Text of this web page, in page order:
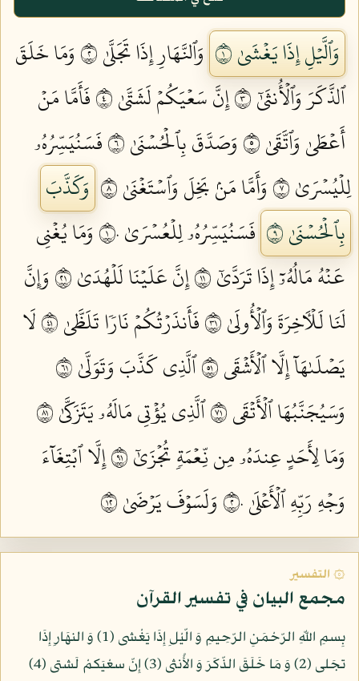
وَٱلَّيۡلِ إِذَا يَغۡشَىٰ ١ وَٱلنَّهَارِ إِذَا تَجَلَّىٰ ٢
وَمَا خَلَقَ
ٱلذَّكَرَ وَٱلۡأُنثَىٰٓ ٣
إِنَّ سَعۡيَكُمۡ لَشَتَّىٰ ٤
فَأَمَّا مَنۡ
أَعۡطَىٰ وَٱتَّقَىٰ ٥
وَصَدَّقَ بِٱلۡحُسۡنَىٰ ٦
فَسَنُيَسِّرُهُۥ
لِلۡيُسۡرَىٰ ٧
وَأَمَّا مَنۢ بَخِلَ وَٱسۡتَغۡنَىٰ ٨
وَكَذَّبَ
بِٱلۡحُسۡنَىٰ ٩
فَسَنُيَسِّرُهُۥ لِلۡعُسۡرَىٰ ١٠
وَمَا يُغۡنِي
عَنۡهُ مَالُهُۥٓ إِذَا تَرَدَّىٰٓ ١١
إِنَّ عَلَيۡنَا لَلۡهُدَىٰ ١٢
وَإِنَّ
لَنَا لَلۡأٓخِرَةَ وَٱلۡأُولَىٰ ١٣
فَأَنذَرۡتُكُمۡ نَارٗا تَلَظَّىٰ ١٤
لَا
يَصۡلَىٰهَآ إِلَّا ٱلۡأَشۡقَى ١٥
ٱلَّذِي كَذَّبَ وَتَوَلَّىٰ ١٦
وَسَيُجَنَّبُهَا ٱلۡأَتۡقَى ١٧
ٱلَّذِي يُؤۡتِي مَالَهُۥ يَتَزَكَّىٰ ١٨
وَمَا لِأَحَدٍ عِندَهُۥ مِن نِّعۡمَةٖ تُجۡزَىٰٓ ١٩
إِلَّا ٱبۡتِغَآءَ
وَجۡهِ رَبِّهِ ٱلۡأَعۡلَىٰ ٢٠
وَلَسَوۡفَ يَرۡضَىٰ ٢١
۞ التفسير
مجمع البيان في تفسير القرآن
بِسمِ اللّهِ الرّحْمَنِ الرّحِيمِ وَ الّيْلِ إِذَا يَغْشى (1) وَ النهَارِ إِذَا
تجَلى (2) وَ مَا خَلَقَ الذّكَرَ وَ الأُنثى (3) إِنّ سعْيَكمْ لَشتى (4)